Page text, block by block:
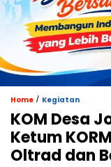
Home / Kegiatan
KOM Desa
Ketum
Oltrad dan